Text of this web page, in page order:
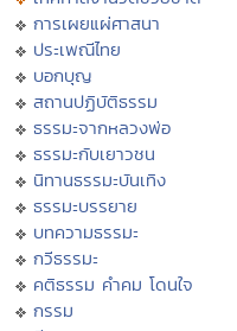
การเผยแผ่ศาสนา
ประเพณีไทย
บอกบุญ
สถานปฏิบัติธรรม
ธรรมะจากหลวงพ่อ
ธรรมะกับเยาวชน
นิทานธรรมะบันเทิง
ธรรมะบรรยาย
บทความธรรมะ
กวีธรรมะ
คติธรรม คำคม โดนใจ
กรรม